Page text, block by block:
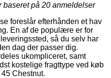
baseret på 20 anmeldelser
foreslår efterhånden et hav
En af de populære er for
så du selv har
dag der passer dig.
ukompliceret, samt
kostelige fragttype ved køb
Chestnut.